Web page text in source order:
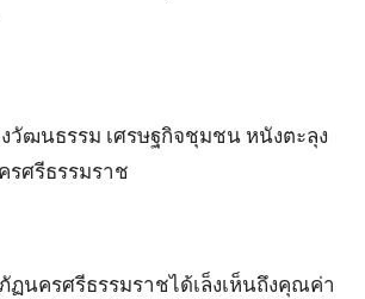
วัฒนธรรม เศรษฐกิจชุมชน หนังตะลุง
ศรีธรรมราช
ฏนครศรีธรรมราชได้เล็งเห็นถึงคุณค่า